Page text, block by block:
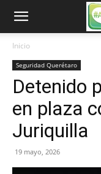
Inicio
Seguridad Querétaro
Detenido
en plaza
Juriquilla
19 mayo, 2026